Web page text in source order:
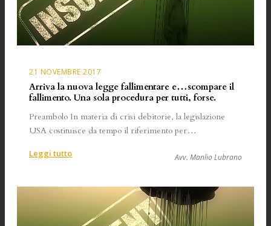
21 NOVEMBRE 2017
Arriva la nuova legge fallimentare e…scompare il
fallimento. Una sola procedura per tutti, forse.
Preambolo In materia di crisi debitorie, la legislazione
USA costituisce da tempo il riferimento per…
Leggi tutto:
fallimentare
Avv. Manlio Lubrano